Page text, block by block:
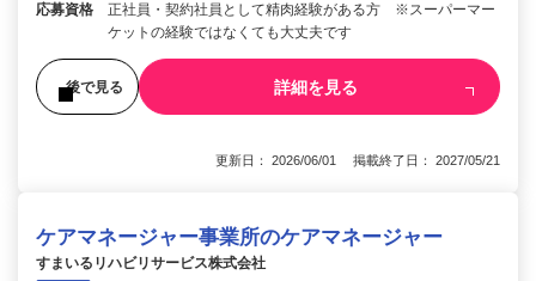
応募資格
正社員・契約社員として精肉経験がある方 ※スーパーマー
ケットの経験ではなくても大丈夫です
後で見る 詳細を見る
更新日： 2026/06/01 掲載終了日： 2027/05/21
ケアマネージャー事業所のケアマネージャー
すまいるリハビリサービス株式会社